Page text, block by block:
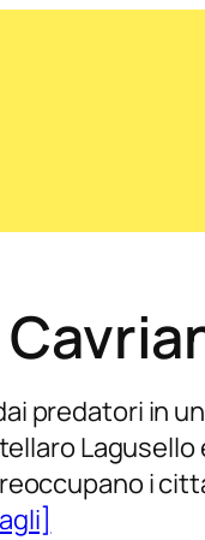
predatori in
Lagusello
i